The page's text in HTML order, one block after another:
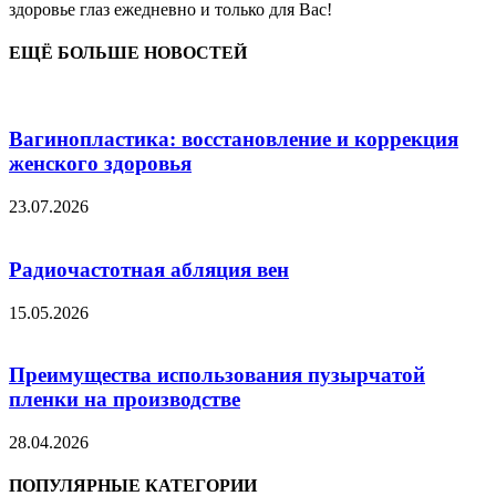
здоровье глаз ежедневно и только для Вас!
ЕЩЁ БОЛЬШЕ НОВОСТЕЙ
Вагинопластика: восстановление и коррекция
женского здоровья
23.07.2026
Радиочастотная абляция вен
15.05.2026
Преимущества использования пузырчатой
пленки на производстве
28.04.2026
ПОПУЛЯРНЫЕ КАТЕГОРИИ